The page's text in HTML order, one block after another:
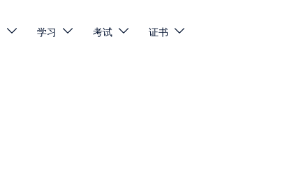
学习 考试 证书